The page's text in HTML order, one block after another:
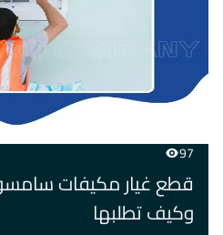
97
قطع غيار مكيفات
وكيف تطلبها